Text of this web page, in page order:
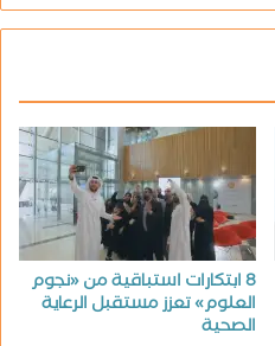
8 ابتكارات استباقية من «نجوم
العلوم» تعزز مستقبل الرعاية
الصحية